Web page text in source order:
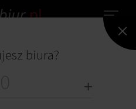
NIE ZNALEZIONO ŻADNEGO BIURA.
biura?